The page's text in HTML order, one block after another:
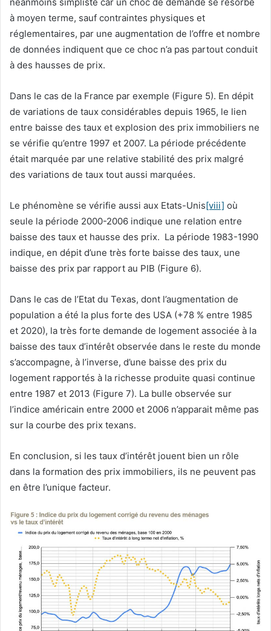
à moyen terme, sauf contraintes physiques et
réglementaires, par une augmentation de l’offre et nombre
de données indiquent que ce choc n’a pas partout conduit
à des hausses de prix.
Dans le cas de la France par exemple (Figure 5). En dépit
de variations de taux considérables depuis 1965, le lien
entre baisse des taux et explosion des prix immobiliers ne
se vérifie qu’entre 1997 et 2007. La période précédente
était marquée par une relative stabilité des prix malgré
des variations de taux tout aussi marquées.
Le phénomène se vérifie aussi aux Etats-Unis[viii] où
seule la période 2000-2006 indique une relation entre
baisse des taux et hausse des prix. La période 1983-1990
indique, en dépit d’une très forte baisse des taux, une
baisse des prix par rapport au PIB (Figure 6).
Dans le cas de l’Etat du Texas, dont l’augmentation de
population a été la plus forte des USA (+78 % entre 1985
et 2020), la très forte demande de logement associée à la
baisse des taux d’intérêt observée dans le reste du monde
s’accompagne, à l’inverse, d’une baisse des prix du
logement rapportés à la richesse produite quasi continue
entre 1987 et 2013 (Figure 7). La bulle observée sur
l’indice américain entre 2000 et 2006 n’apparait même pas
sur la courbe des prix texans.
En conclusion, si les taux d’intérêt jouent bien un rôle
dans la formation des prix immobiliers, ils ne peuvent pas
en être l’unique facteur.